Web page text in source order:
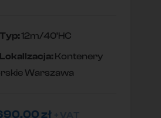
Typ:12m/40'HC
Lokallzacja: Kontenery
Warszawa
zł